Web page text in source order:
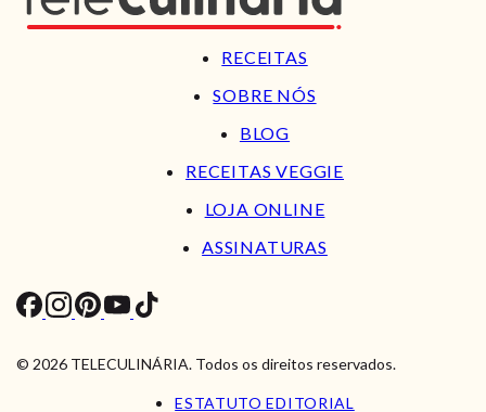
RECEITAS
SOBRE NÓS
BLOG
RECEITAS VEGGIE
LOJA ONLINE
ASSINATURAS
© 2026 TELECULINÁRIA. Todos os direitos reservados.
ESTATUTO EDITORIAL